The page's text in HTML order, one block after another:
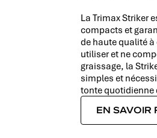
La Trimax Striker
compacts et
de haute qualité
utiliser et ne
graissage, la
simples et
tonte quotidienne
EN SAVOIR